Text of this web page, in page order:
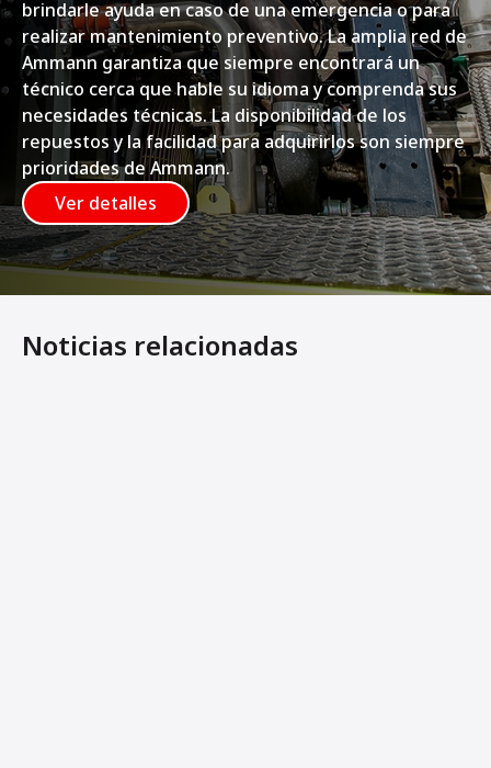
brindarle ayuda en caso de una emergencia o para
realizar mantenimiento preventivo. La amplia red de
Ammann garantiza que siempre encontrará un
técnico cerca que hable su idioma y comprenda sus
necesidades técnicas. La disponibilidad de los
repuestos y la facilidad para adquirirlos son siempre
prioridades de Ammann.
Ver detalles
Noticias relacionadas